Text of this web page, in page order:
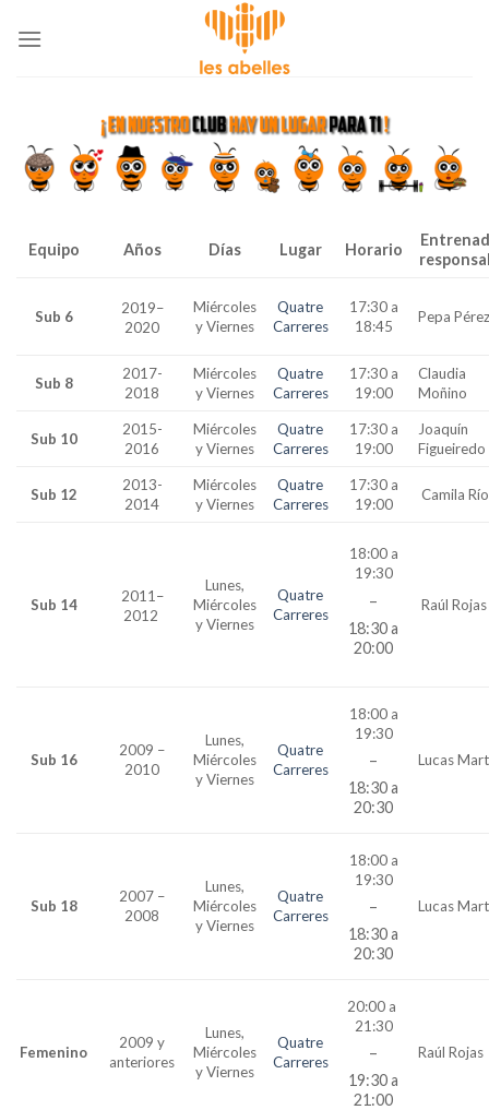
Equipo Años Días Lugar Horario
Sub 6
2019–
2020
Miércoles
y Viernes
Quatre
Carreres
17:30 a
18:45
Pepa
Sub 8
2017-
2018
Miércoles
y Viernes
Quatre
Carreres
17:30 a
19:00
Claudia
Moñino
Sub 10
2015-
2016
Miércoles
y Viernes
Quatre
Carreres
17:30 a
19:00
Joaquín
Figueiredo
Sub 12
2013-
2014
Miércoles
y Viernes
Quatre
Carreres
17:30 a
19:00
Camila
Sub 14
2011 –
2012
Lunes,
Miércoles
y Viernes
Quatre
Carreres
18:00 a
19:30
–
18:30 a
20:00
Raúl Rojas
Sub 16
2009 –
2010
Lunes,
Miércoles
y Viernes
Quatre
Carreres
18:00 a
19:30
–
18:30 a
20:30
Lucas
Sub 18
2007 –
2008
Lunes,
Miércoles
y Viernes
Quatre
Carreres
18:00 a
19:30
–
18:30 a
20:30
Lucas
Femenino
2009 y
anteriores
Lunes,
Miércoles
y Viernes
Quatre
Carreres
20:00 a
21:30
–
19:30 a
21:00
Raúl Rojas